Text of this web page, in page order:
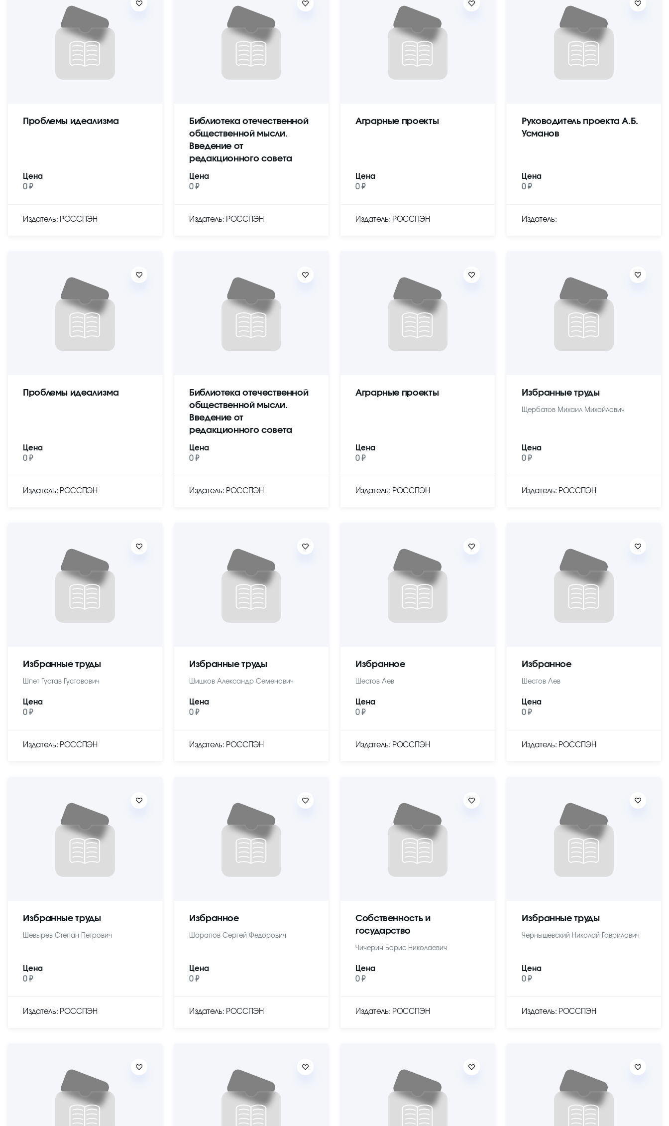
Проблемы идеализма
Цена
0 ₽
Издатель: РОССПЭН
Библиотека отечественной
общественной мысли.
Введение от
редакционного совета
Цена
0 ₽
Издатель: РОССПЭН
Аграрные проекты
Цена
0 ₽
Издатель: РОССПЭН
Руководитель проекта А.Б.
Усманов
Цена
0 ₽
Издатель:
Проблемы идеализма
Цена
0 ₽
Издатель: РОССПЭН
Библиотека отечественной
общественной мысли.
Введение от
редакционного совета
Цена
0 ₽
Издатель: РОССПЭН
Аграрные проекты
Цена
0 ₽
Издатель: РОССПЭН
Избранные труды
Щербатов Михаил Михайлович
Цена
0 ₽
Издатель: РОССПЭН
Избранные труды
Шпет Густав Густавович
Цена
0 ₽
Издатель: РОССПЭН
Избранные труды
Шишков Александр Семенович
Цена
0 ₽
Издатель: РОССПЭН
Избранное
Шестов Лев
Цена
0 ₽
Издатель: РОССПЭН
Избранное
Шестов Лев
Цена
0 ₽
Издатель: РОССПЭН
Избранные труды
Шевырев Степан Петрович
Цена
0 ₽
Издатель: РОССПЭН
Избранное
Шарапов Сергей Федорович
Цена
0 ₽
Издатель: РОССПЭН
Собственность и
государство
Чичерин Борис Николаевич
Цена
0 ₽
Издатель: РОССПЭН
Избранные труды
Чернышевский Николай Гаврилович
Цена
0 ₽
Издатель: РОССПЭН